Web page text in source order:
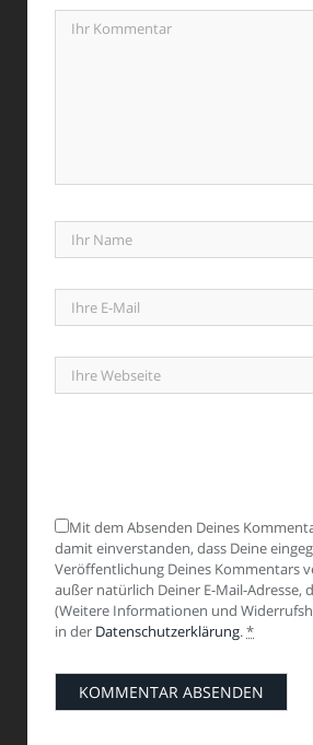
Mit dem Absenden Deines
damit einverstanden, dass Deine
Veröffentlichung Deines Kommentars
außer natürlich Deiner E-Mail-Adresse,
(Weitere Informationen und
in der Datenschutzerklärung.*